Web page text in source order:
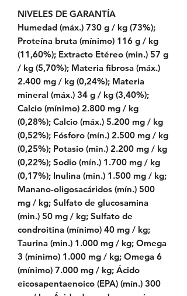
NIVELES DE GARANTÍA
Humedad (máx.) 730 g / kg (73%);
Proteína bruta (mínimo) 116 g / kg
(11,60%); Extracto Etéreo (min.) 57 g
/ kg (5,70%); Materia fibrosa (máx.)
2.400 mg / kg (0,24%); Materia
mineral (máx.) 34 g / kg (3,40%);
Calcio (mínimo) 2.800 mg / kg
(0,28%); Calcio (máx.) 5.200 mg / kg
(0,52%); Fósforo (mín.) 2.500 mg / kg
(0,25%); Potasio (min.) 2.200 mg / kg
(0,22%); Sodio (mín.) 1.700 mg / kg
(0,17%); Inulina (min.) 1.500 mg / kg;
Manano-oligosacáridos (mín.) 500
mg / kg; Sulfato de glucosamina
(min.) 50 mg / kg; Sulfato de
condroitina (mínimo) 40 mg / kg;
Taurina (min.) 1.000 mg / kg; Omega
3 (mínimo) 1.000 mg / kg; Omega 6
(mínimo) 7.000 mg / kg; Ácido
eicosapentaenoico (EPA) (mín.) 300